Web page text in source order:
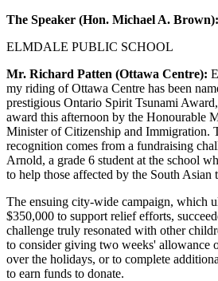
The Speaker (Hon. Michael A. Brown):
ELMDALE PUBLIC SCHOOL
Mr. Richard Patten (Ottawa Centre):
my riding of Ottawa Centre has been
prestigious Ontario Spirit Tsunami
award this afternoon by the Honourable
Minister of Citizenship and Immigration.
recognition comes from a fundraising
Arnold, a grade 6 student at the school
to help those affected by the South Asian
The ensuing city-wide campaign, which
$350,000 to support relief efforts,
challenge truly resonated with other
to consider giving two weeks' allowance
over the holidays, or to complete
to earn funds to donate.